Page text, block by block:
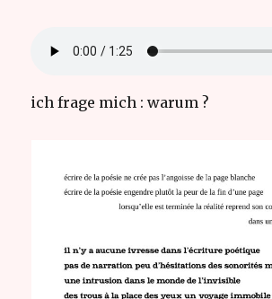
ich frage mich : warum ?